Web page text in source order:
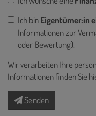
Ich binEigentümer:in
Informationen zur
oder Bewertung).
Wir verarbeiten Ihre
Informationen finden Sie
Senden